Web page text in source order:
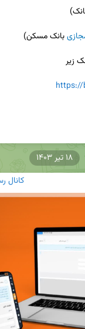
https://
کانال
۱۸ تیر ۱۴۰۳